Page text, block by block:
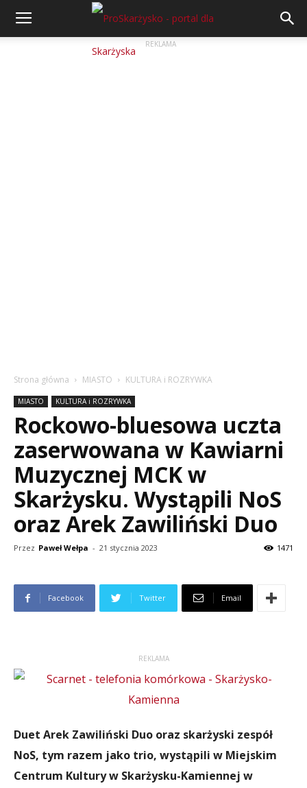
REKLAMA
Strona główna MIASTO KULTURA i ROZRYWKA
MIASTO KULTURA i ROZRYWKA
Rockowo-bluesowa uczta
zaserwowana w Kawiarni
Muzycznej MCK w
Skarżysku. Wystąpili NoS
oraz Arek Zawiliński Duo
Przez Paweł Wełpa - 21 stycznia 2023 1471
Facebook Twitter Email
REKLAMA
Duet Arek Zawiliński Duo oraz skarżyski zespół
NoS, tym razem jako trio, wystąpili w Miejskim
Centrum Kultury w Skarżysku-Kamiennej w